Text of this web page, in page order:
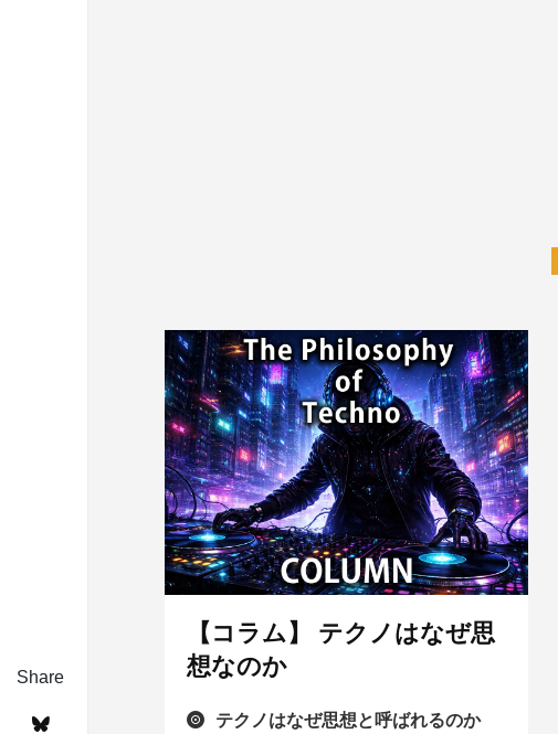
Share
【コラム】 テクノはなぜ思
想なのか
テクノはなぜ思想と呼ばれるのか